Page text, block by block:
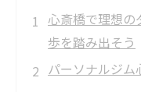
心斎橋で理想
歩を踏み出そう
パーソナルジム